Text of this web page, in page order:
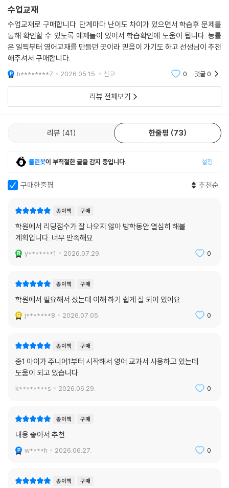
수업교재
수업교재로 구매합니다. 단계마다 난이도 차이가 있으면서 학습후 문제를
통해 확인할 수 있도록 예제들이 있어서 학습확인에 도움이 됩니다. 능률
은 일찍부터 영어교재를 만들던 곳이라 믿음이 가기도 하고 선생님이 추천
해주셔서 구매합니다.
h********7 2026.05.15. 신고 0 댓글0
리뷰 전체보기
리뷰 41 한줄평 73
클린봇이 부적절한 글을 감지 중입니다. 설정
구매한줄평 추천순
종이책 구매
학원에서 리딩점수가 잘 나오지 않아 방학동안 열심히 해볼
계획입니다. 너무 만족해요
y*******1 2026.07.29. 0
종이책 구매
학원에서 필요해서 샀는데 이해 하기 쉽게 잘 되어 있어요
j*******8 2026.07.05. 0
종이책 구매
중1 아이가 주니어1부터 시작해서 영어 교과서 사용하고 있는데
도움이 되고 있습니다
k********s 2026.06.29. 0
종이책 구매
내용 좋아서 추천
w****h 2026.06.27. 0
종이책 구매